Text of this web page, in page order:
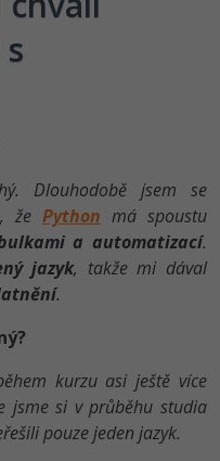
Dlouhodobě jsem se
že Python má spoustu
a automatizací.
jazyk, takže mi dával
.
kurzu asi ještě více
jsme si v průběhu studia
pouze jeden jazyk.